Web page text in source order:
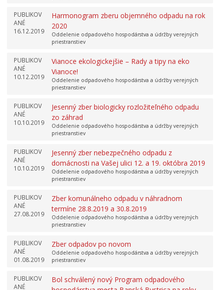
PUBLIKOV
ANÉ
16.12.2019
Harmonogram zberu objemného odpadu na rok
2020
Oddelenie odpadového hospodárstva a údržby verejných
priestranstiev
PUBLIKOV
ANÉ
10.12.2019
Vianoce ekologickejšie – Rady a tipy na eko
Vianoce!
Oddelenie odpadového hospodárstva a údržby verejných
priestranstiev
PUBLIKOV
ANÉ
10.10.2019
Jesenný zber biologicky rozložiteľného odpadu
zo záhrad
Oddelenie odpadového hospodárstva a údržby verejných
priestranstiev
PUBLIKOV
ANÉ
10.10.2019
Jesenný zber nebezpečného odpadu z
domácnosti na Vašej ulici 12. a 19. októbra 2019
Oddelenie odpadového hospodárstva a údržby verejných
priestranstiev
PUBLIKOV
ANÉ
27.08.2019
Zber komunálneho odpadu v náhradnom
termíne 28.8.2019 a 30.8.2019
Oddelenie odpadového hospodárstva a údržby verejných
priestranstiev
PUBLIKOV
ANÉ
01.08.2019
Zber odpadov po novom
Oddelenie odpadového hospodárstva a údržby verejných
priestranstiev
PUBLIKOV
ANÉ
Bol schválený nový Program odpadového